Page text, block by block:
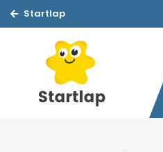
Startlap